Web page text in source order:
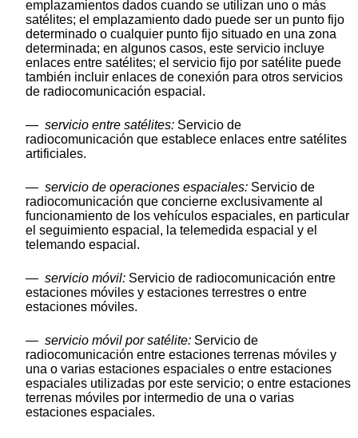
emplazamientos dados cuando se utilizan uno o más
satélites; el emplazamiento dado puede ser un punto fijo
determinado o cualquier punto fijo situado en una zona
determinada; en algunos casos, este servicio incluye
enlaces entre satélites; el servicio fijo por satélite puede
también incluir enlaces de conexión para otros servicios
de radiocomunicación espacial.
— servicio entre satélites: Servicio de
radiocomunicación que establece enlaces entre satélites
artificiales.
— servicio de operaciones espaciales: Servicio de
radiocomunicación que concierne exclusivamente al
funcionamiento de los vehículos espaciales, en particular
el seguimiento espacial, la telemedida espacial y el
telemando espacial.
— servicio móvil: Servicio de radiocomunicación entre
estaciones móviles y estaciones terrestres o entre
estaciones móviles.
— servicio móvil por satélite: Servicio de
radiocomunicación entre estaciones terrenas móviles y
una o varias estaciones espaciales o entre estaciones
espaciales utilizadas por este servicio; o entre estaciones
terrenas móviles por intermedio de una o varias
estaciones espaciales.